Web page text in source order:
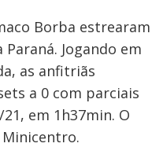
Borba estrearam
Jogando em
as anfitriãs
a 0 com parciais
em 1h37min. O